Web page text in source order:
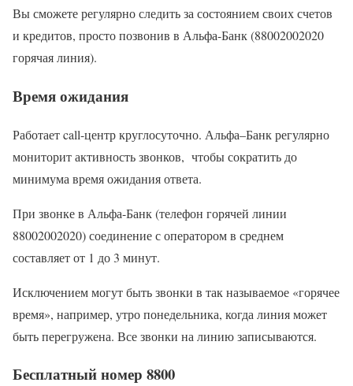
Вы сможете регулярно следить за состоянием своих счетов
и кредитов, просто позвонив в Альфа-Банк (88002002020
горячая линия).
Время ожидания
Работает call-центр круглосуточно. Альфа–Банк регулярно
мониторит активность звонков, чтобы сократить до
минимума время ожидания ответа.
При звонке в Альфа-Банк (телефон горячей линии
88002002020) соединение с оператором в среднем
составляет от 1 до 3 минут.
Исключением могут быть звонки в так называемое «горячее
время», например, утро понедельника, когда линия может
быть перегружена. Все звонки на линию записываются.
Бесплатный номер 8800